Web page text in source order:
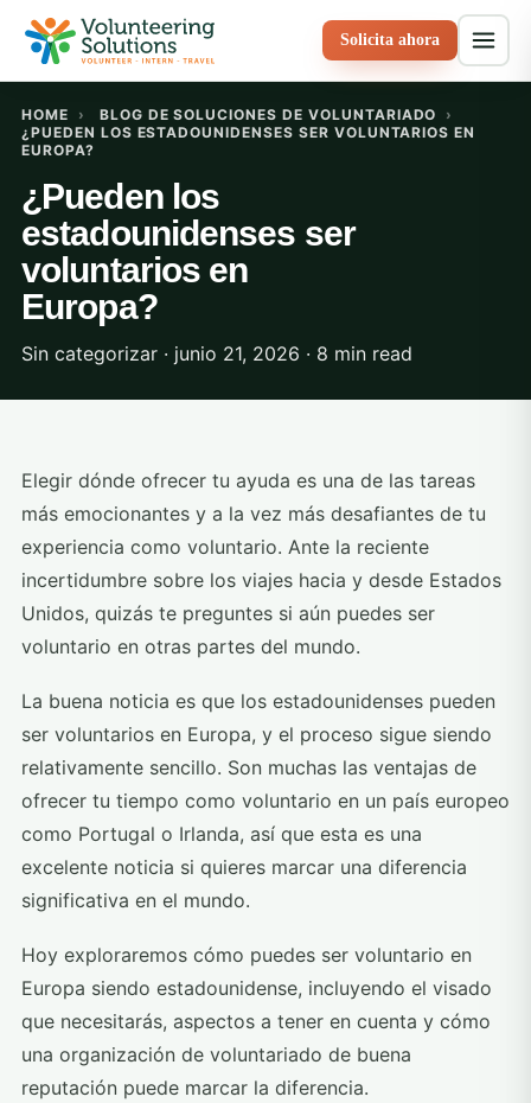
Solicita ahora
HOME › BLOG DE SOLUCIONES DE VOLUNTARIADO
›
¿PUEDEN LOS ESTADOUNIDENSES SER VOLUNTARIOS EN
EUROPA?
¿Pueden los
estadounidenses ser
voluntarios en
Europa?
Sin categorizar · junio 21, 2026 · 8 min read
Elegir dónde ofrecer tu ayuda es una de las tareas
más emocionantes y a la vez más desafiantes de tu
experiencia como voluntario. Ante la reciente
incertidumbre sobre los viajes hacia y desde Estados
Unidos, quizás te preguntes si aún puedes ser
voluntario en otras partes del mundo.
La buena noticia es que los estadounidenses pueden
ser voluntarios en Europa, y el proceso sigue siendo
relativamente sencillo. Son muchas las ventajas de
ofrecer tu tiempo como voluntario en un país europeo
como Portugal o Irlanda, así que esta es una
excelente noticia si quieres marcar una diferencia
significativa en el mundo.
Hoy exploraremos cómo puedes ser voluntario en
Europa siendo estadounidense, incluyendo el visado
que necesitarás, aspectos a tener en cuenta y cómo
una organización de voluntariado de buena
reputación puede marcar la diferencia.